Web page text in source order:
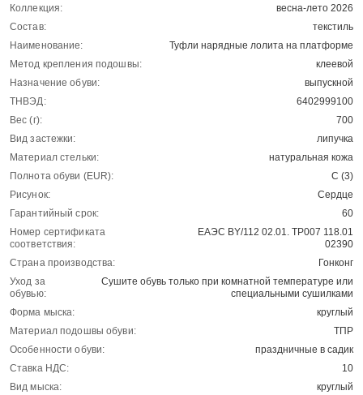
Коллекция:
весна-лето 2026
Состав:
текстиль
Наименование:
Туфли нарядные лолита на платформе
Метод крепления подошвы:
клеевой
Назначение обуви:
выпускной
ТНВЭД:
6402999100
Вес (г):
700
Вид застежки:
липучка
Материал стельки:
натуральная кожа
Полнота обуви (EUR):
С (3)
Рисунок:
Сердце
Гарантийный срок:
60
Номер сертификата
соответствия:
ЕАЭС BY/112 02.01. ТР007 118.01
02390
Страна производства:
Гонконг
Уход за
обувью:
Сушите обувь только при комнатной температуре или
специальными сушилками
Форма мыска:
круглый
Материал подошвы обуви:
ТПР
Особенности обуви:
праздничные в садик
Ставка НДС:
10
Вид мыска:
круглый